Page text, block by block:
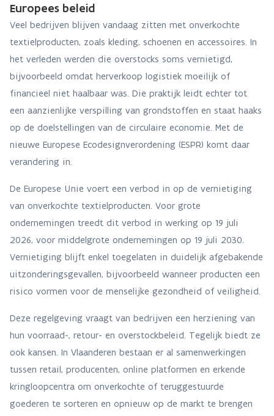
Europees beleid
Veel bedrijven blijven vandaag zitten met onverkochte
textielproducten, zoals kleding, schoenen en accessoires. In
het verleden werden die overstocks soms vernietigd,
bijvoorbeeld omdat herverkoop logistiek moeilijk of
financieel niet haalbaar was. Die praktijk leidt echter tot
een aanzienlijke verspilling van grondstoffen en staat haaks
op de doelstellingen van de circulaire economie. Met de
nieuwe Europese Ecodesignverordening (ESPR) komt daar
verandering in.
De Europese Unie voert een verbod in op de vernietiging
van onverkochte textielproducten. Voor grote
ondernemingen treedt dit verbod in werking op 19 juli
2026, voor middelgrote ondernemingen op 19 juli 2030.
Vernietiging blijft enkel toegelaten in duidelijk afgebakende
uitzonderingsgevallen, bijvoorbeeld wanneer producten een
risico vormen voor de menselijke gezondheid of veiligheid.
Deze regelgeving vraagt van bedrijven een herziening van
hun voorraad-, retour- en overstockbeleid. Tegelijk biedt ze
ook kansen. In Vlaanderen bestaan er al samenwerkingen
tussen retail, producenten, online platformen en erkende
kringloopcentra om onverkochte of teruggestuurde
goederen te sorteren en opnieuw op de markt te brengen